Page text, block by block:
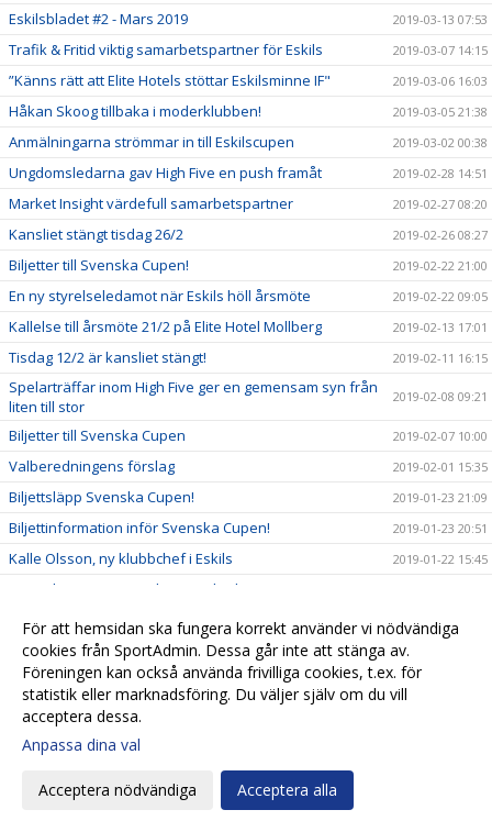
Eskilsbladet #2 - Mars 2019 2019-03-13 07:53
Trafik & Fritid viktig samarbetspartner för Eskils 2019-03-07 14:15
”Känns rätt att Elite Hotels stöttar Eskilsminne IF" 2019-03-06 16:03
Håkan Skoog tillbaka i moderklubben! 2019-03-05 21:38
Anmälningarna strömmar in till Eskilscupen 2019-03-02 00:38
Ungdomsledarna gav High Five en push framåt 2019-02-28 14:51
Market Insight värdefull samarbetspartner 2019-02-27 08:20
Kansliet stängt tisdag 26/2 2019-02-26 08:27
Biljetter till Svenska Cupen! 2019-02-22 21:00
En ny styrelseledamot när Eskils höll årsmöte 2019-02-22 09:05
Kallelse till årsmöte 21/2 på Elite Hotel Mollberg 2019-02-13 17:01
Tisdag 12/2 är kansliet stängt! 2019-02-11 16:15
Spelarträffar inom High Five ger en gemensam syn från
liten till stor
2019-02-08 09:21
Biljetter till Svenska Cupen 2019-02-07 10:00
Valberedningens förslag 2019-02-01 15:35
Biljettsläpp Svenska Cupen! 2019-01-23 21:09
Biljettinformation inför Svenska Cupen! 2019-01-23 20:51
Kalle Olsson, ny klubbchef i Eskils 2019-01-22 15:45
Seniorlagens träningsläger spikade
Eskils ungdomsläger 2019! 2019-01-21 12:30
Startskottet för High Five 2019-01-20 19:53
Eskils lånar målvakt från MFF 2019-01-14 19:38
Ett liv i Eskilsminne IF:s tjänst
Anmälningarna fortsätter strömma in till Eskilscupen!
Vi behöver din hjälp
För att hemsidan ska fungera korrekt använder vi nödvändiga
cookies från SportAdmin. Dessa går inte att stänga av.
Föreningen kan också använda frivilliga cookies, t.ex. för
statistik eller marknadsföring. Du väljer själv om du vill
acceptera dessa.
Anpassa dina val
Acceptera nödvändiga Acceptera alla